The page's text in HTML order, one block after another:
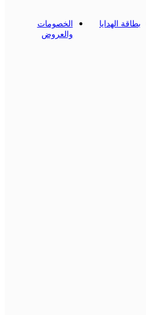
بطاقة الهدايا
الخصومات
والعروض